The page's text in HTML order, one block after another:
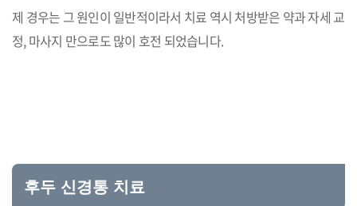
제 경우는 그 원인이 일반적이라서 치료 역시 처방받은 약과 자세 교
정, 마사지 만으로도 많이 호전 되었습니다.
후두 신경통 치료